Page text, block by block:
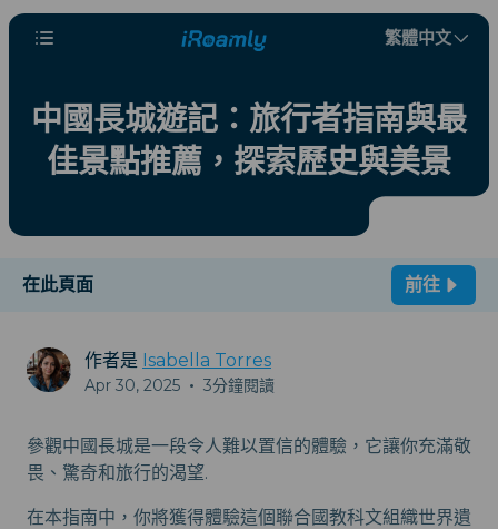
繁體中文
中國長城遊記：旅行者指南與最
佳景點推薦，探索歷史與美景
在此頁面 前往
作者是 Isabella Torres
Apr 30, 2025 • 3分鐘閱讀
參觀中國長城是一段令人難以置信的體驗，它讓你充滿敬
畏、驚奇和旅行的渴望.
在本指南中，你將獲得體驗這個聯合國教科文組織世界遺